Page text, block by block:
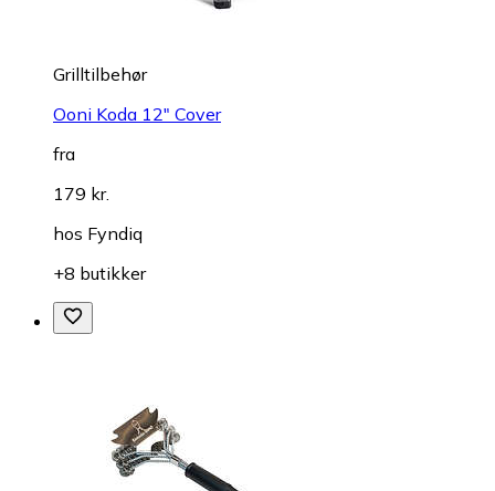
Grilltilbehør
Ooni Koda 12" Cover
fra
179 kr.
hos Fyndiq
+8 butikker